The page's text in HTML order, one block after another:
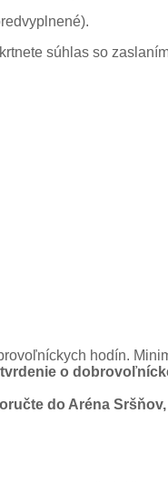
súhlas so
hodín.
o
do Aréna